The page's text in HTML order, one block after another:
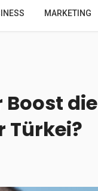
MARKETING
Boost die